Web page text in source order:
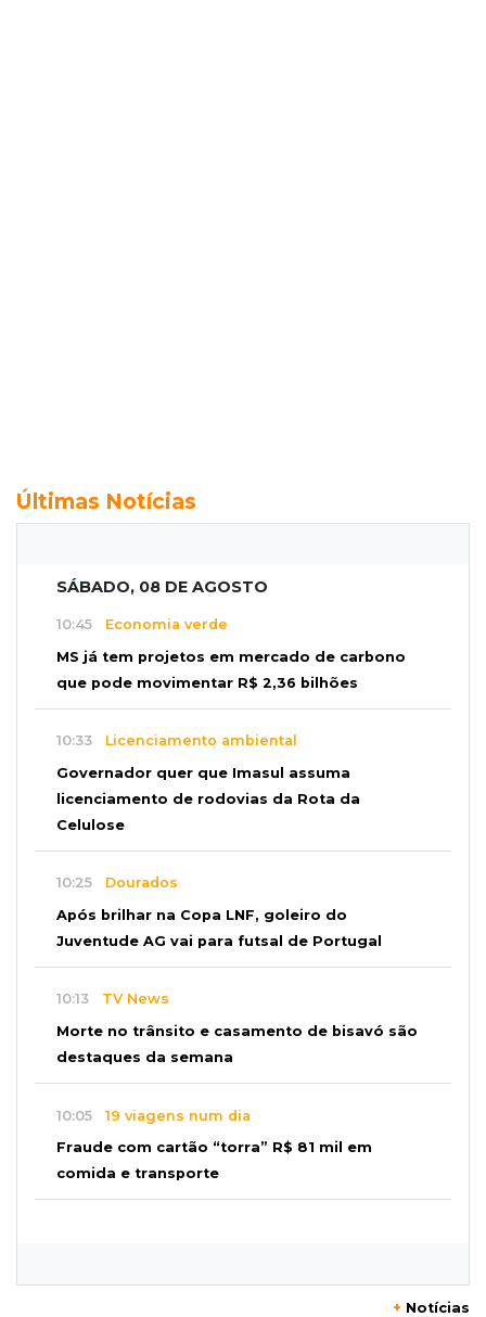
Últimas Notícias
SÁBADO, 08 DE AGOSTO
10:45 Economia verde
MS já tem projetos em mercado de carbono
que pode movimentar R$ 2,36 bilhões
10:33 Licenciamento ambiental
Governador quer que Imasul assuma
licenciamento de rodovias da Rota da
Celulose
10:25 Dourados
Após brilhar na Copa LNF, goleiro do
Juventude AG vai para futsal de Portugal
10:13 TV News
Morte no trânsito e casamento de bisavó são
destaques da semana
10:05 19 viagens num dia
Fraude com cartão “torra” R$ 81 mil em
comida e transporte
ser mais severa para 52% dos leitores
+ Notícias